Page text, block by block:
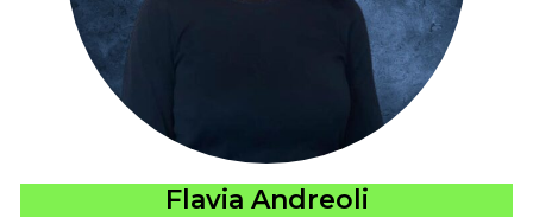
Flavia Andreoli